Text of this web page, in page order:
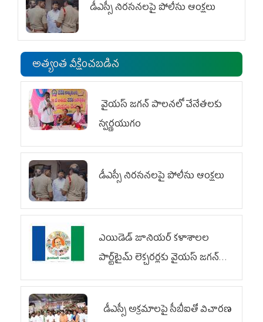
డీఎస్సీ నిరసనలపై పోలీసు ఆంక్షలు
అత్యంత వీక్షించబడిన
వైయ‌స్ జగన్ పాలనలో చేనేతలకు
స్వర్ణయుగం
డీఎస్సీ నిరసనలపై పోలీసు ఆంక్షలు
ఎయిడెడ్‌ జూనియర్‌ కళాశాలల
పార్ట్‌టైమ్‌ లెక్చరర్లకు వైయ‌స్ జగన్
భరోసా
డీఎస్సీ అక్రమాలపై సీబీఐతో విచారణ